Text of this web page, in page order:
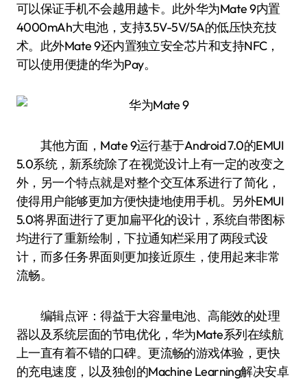
可以保证手机不会越用越卡。此外华为Mate 9内置
4000mAh大电池，支持3.5V-5V/5A的低压快充技
术。此外Mate 9还内置独立安全芯片和支持NFC，
可以使用便捷的华为Pay。
其他方面，Mate 9运行基于Android 7.0的EMUI
5.0系统，新系统除了在视觉设计上有一定的改变之
外，另一个特点就是对整个交互体系进行了简化，
使得用户能够更加方便快捷地使用手机。另外EMUI
5.0将界面进行了更加扁平化的设计，系统自带图标
均进行了重新绘制，下拉通知栏采用了两段式设
计，而多任务界面则更加接近原生，使用起来非常
流畅。
编辑点评：得益于大容量电池、高能效的处理
器以及系统层面的节电优化，华为Mate系列在续航
上一直有着不错的口碑。更流畅的游戏体验，更快
的充电速度，以及独创的Machine Learning解决安卓